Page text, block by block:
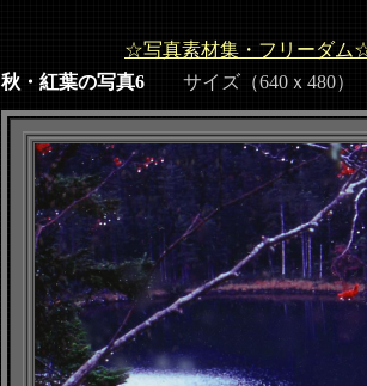
☆写真素材集・フリーダム
秋・紅葉の写真6 サイズ（640ｘ480）